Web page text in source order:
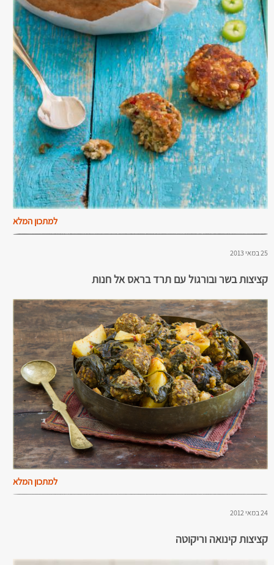
למתכון המלא
25 במאי 2013
קציצות בשר ובורגול עם תרד בראס אל חנות
למתכון המלא
24 במאי 2012
קציצות קינואה וריקוטה